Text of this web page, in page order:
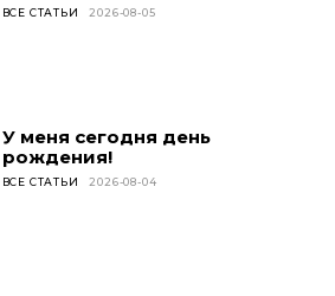
ВСЕ СТАТЬИ 2026-08-05
У меня сегодня день
рождения!
ВСЕ СТАТЬИ 2026-08-04